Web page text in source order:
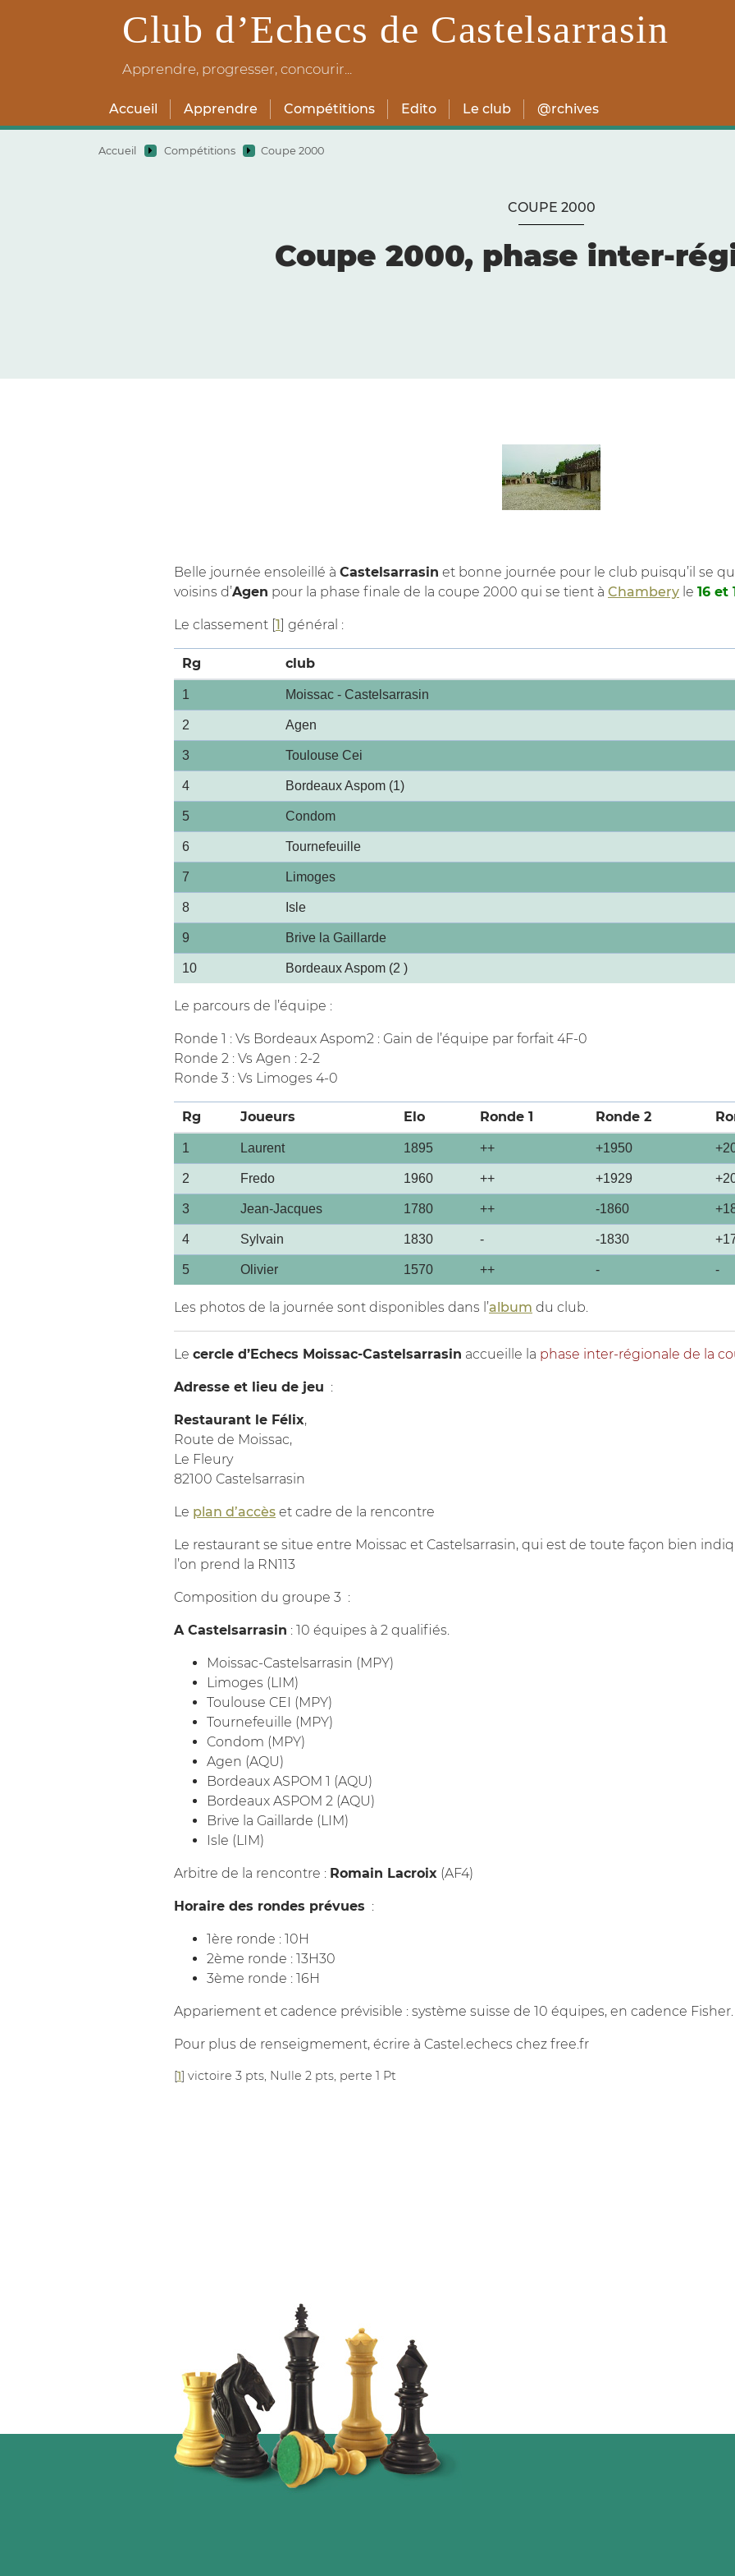
Club d’Echecs de Castelsarrasin
Apprendre, progresser, concourir...
Accueil Apprendre Compétitions Edito Le club @rchives
Accueil Compétitions Coupe 2000
COUPE 2000
Coupe 2000, phase inter-
Belle journée ensoleillé à Castelsarrasin et bonne journée pour le club puisqu’il se
voisins d’Agen pour la phase finale de la coupe 2000 qui se tient à Chambery le 16 et
Le classement [1] général :
Rg club
1 Moissac - Castelsarrasin
2 Agen
3 Toulouse Cei
4 Bordeaux Aspom (1)
5 Condom
6 Tournefeuille
7 Limoges
8 Isle
9 Brive la Gaillarde
10 Bordeaux Aspom (2 )
Le parcours de l’équipe :
Ronde 1 : Vs Bordeaux Aspom2 : Gain de l’équipe par forfait 4F-0
Ronde 2 : Vs Agen : 2-2
Ronde 3 : Vs Limoges 4-0
Rg Joueurs Elo Ronde 1 Ronde 2
1 Laurent 1895 ++ +1950
2 Fredo 1960 ++ +1929
3 Jean-Jacques 1780 ++ -1860
4 Sylvain 1830 - -1830
5 Olivier 1570 ++ - -
Les photos de la journée sont disponibles dans l’album du club.
Le cercle d’Echecs Moissac-Castelsarrasin accueille la phase inter-régionale de la
Adresse et lieu de jeu :
Restaurant le Félix,
Route de Moissac,
Le Fleury
82100 Castelsarrasin
Le plan d’accès et cadre de la rencontre
Le restaurant se situe entre Moissac et Castelsarrasin, qui est de toute façon bien
l’on prend la RN113
Composition du groupe 3 :
A Castelsarrasin : 10 équipes à 2 qualifiés.
Moissac-Castelsarrasin (MPY)
Limoges (LIM)
Toulouse CEI (MPY)
Tournefeuille (MPY)
Condom (MPY)
Agen (AQU)
Bordeaux ASPOM 1 (AQU)
Bordeaux ASPOM 2 (AQU)
Brive la Gaillarde (LIM)
Isle (LIM)
Arbitre de la rencontre : Romain Lacroix (AF4)
Horaire des rondes prévues :
1ère ronde : 10H
2ème ronde : 13H30
3ème ronde : 16H
Appariement et cadence prévisible : système suisse de 10 équipes, en cadence
Pour plus de renseigmement, écrire à Castel.echecs chez free.fr
[1] victoire 3 pts, Nulle 2 pts, perte 1 Pt